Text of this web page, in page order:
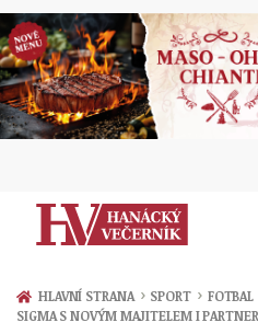
Zprávy
HLAVNÍ STRANA › SPORT › FOTBAL
SIGMA S NOVÝM MAJITELEM I